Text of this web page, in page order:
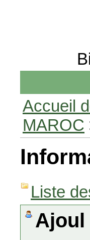
Accueil
MAROC
Liste
Ajoul